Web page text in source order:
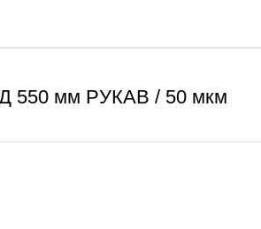
550 мм РУКАВ / 50 мкм